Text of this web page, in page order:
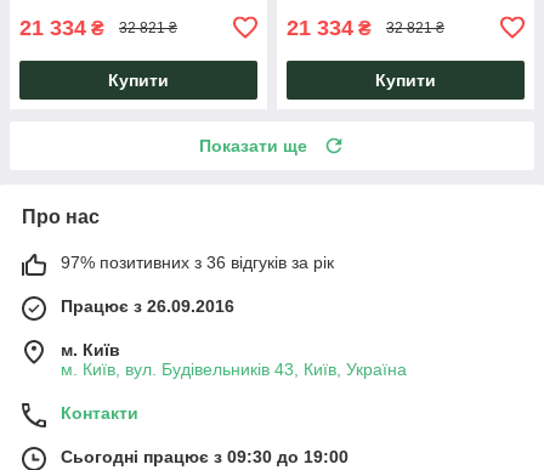
21 334 ₴ 32 821 ₴
Купити
21 334 ₴ 32 821 ₴
Купити
Показати ще
Про нас
97% позитивних з 36 відгуків за рік
Працює з 26.09.2016
м. Київ
м. Київ, вул. Будівельників 43, Київ, Україна
Контакти
Сьогодні працює з 09:30 до 19:00